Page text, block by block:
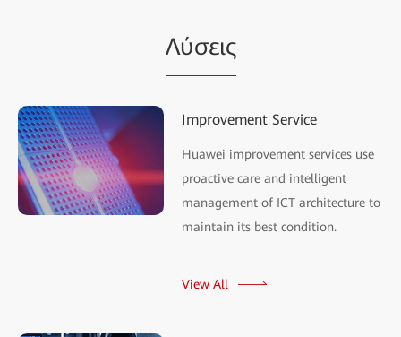
Λύσεις
Improvement Service
Huawei improvement services use
proactive care and intelligent
management of ICT architecture to
maintain its best condition.
View All